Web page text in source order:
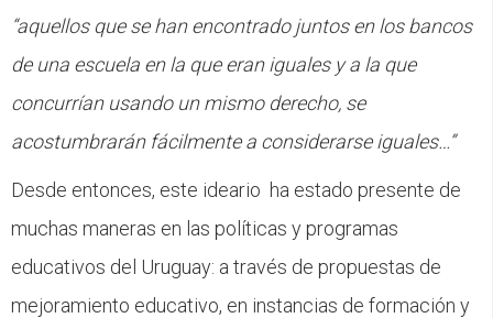
“aquellos que se han encontrado juntos en los bancos
de una escuela en la que eran iguales y a la que
concurrían usando un mismo derecho, se
acostumbrarán fácilmente a considerarse iguales…”
Desde entonces, este ideario ha estado presente de
muchas maneras en las políticas y programas
educativos del Uruguay: a través de propuestas de
mejoramiento educativo, en instancias de formación y